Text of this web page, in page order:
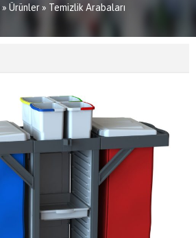
» Ürünler » Temizlik Arabaları